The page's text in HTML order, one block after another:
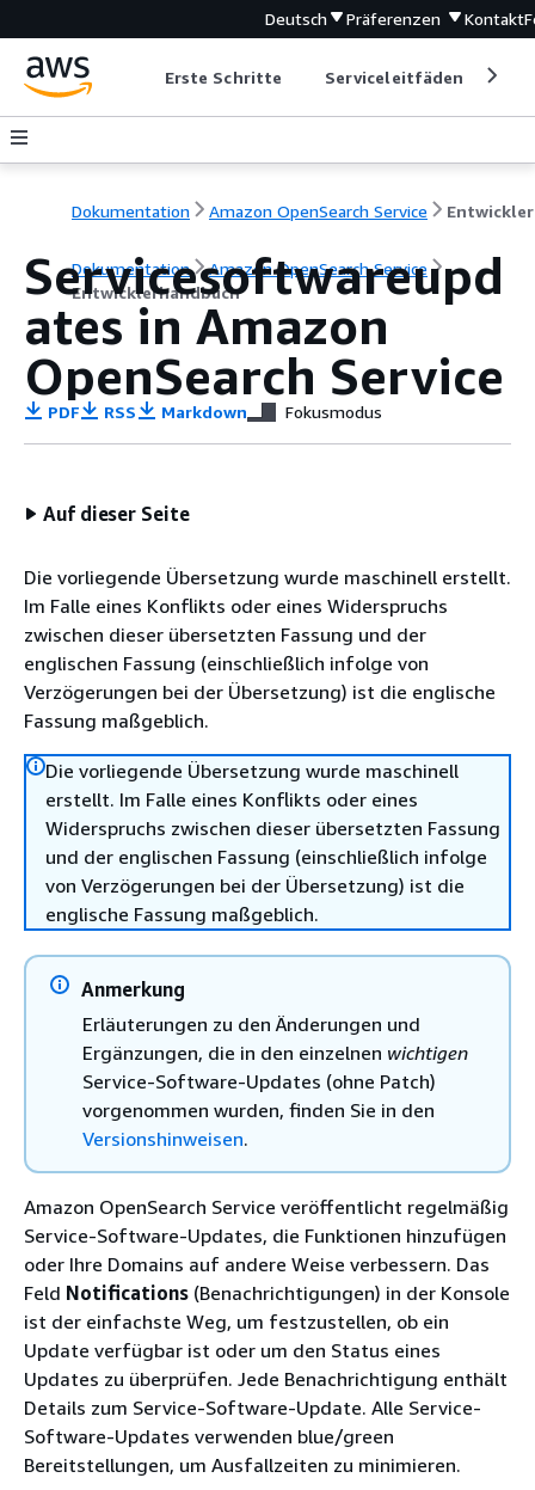
Deutsch Präferenzen Kontakt
Erste Schritte Serviceleitfäden
Dokumentation Amazon OpenSearch Service
Dokumentation
Amazon OpenSearch Service
Entwicklerhandbuch
Servicesoftwareupd
ates in Amazon
OpenSearch Service
PDF RSS Markdown Fokusmodus
Auf dieser Seite
Die vorliegende Übersetzung wurde maschinell erstellt.
Im Falle eines Konflikts oder eines Widerspruchs
zwischen dieser übersetzten Fassung und der
englischen Fassung (einschließlich infolge von
Verzögerungen bei der Übersetzung) ist die englische
Fassung maßgeblich.
Die vorliegende Übersetzung wurde maschinell
erstellt. Im Falle eines Konflikts oder eines
Widerspruchs zwischen dieser übersetzten Fassung
und der englischen Fassung (einschließlich infolge
von Verzögerungen bei der Übersetzung) ist die
englische Fassung maßgeblich.
Anmerkung
Erläuterungen zu den Änderungen und
Ergänzungen, die in den einzelnen wichtigen
Service-Software-Updates (ohne Patch)
vorgenommen wurden, finden Sie in den
Versionshinweisen.
Amazon OpenSearch Service veröffentlicht regelmäßig
Service-Software-Updates, die Funktionen hinzufügen
oder Ihre Domains auf andere Weise verbessern. Das
Feld Notifications (Benachrichtigungen) in der Konsole
ist der einfachste Weg, um festzustellen, ob ein
Update verfügbar ist oder um den Status eines
Updates zu überprüfen. Jede Benachrichtigung enthält
Details zum Service-Software-Update. Alle Service-
Software-Updates verwenden blue/green
Bereitstellungen, um Ausfallzeiten zu minimieren.